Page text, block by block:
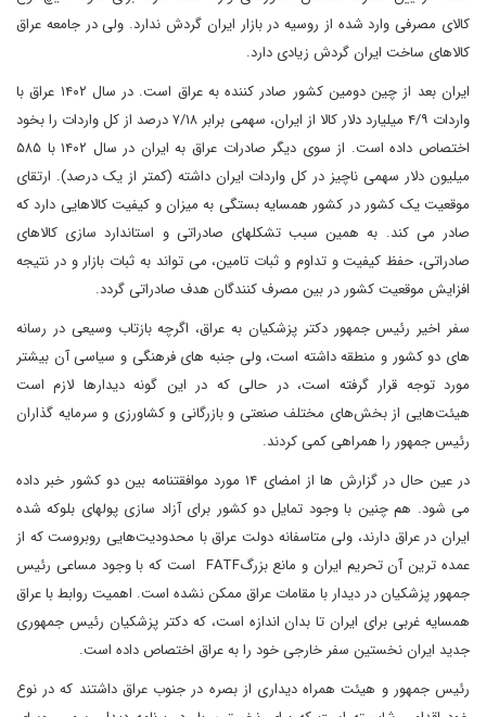
کالای مصرفی وارد شده از روسیه در بازار ایران گردش ندارد. ولی در جامعه عراق
کالاهای ساخت ایران گردش زیادی دارد.
ایران بعد از چین دومین کشور صادر کننده به عراق است. در سال ۱۴۰۲ عراق با
واردات ۴/۹ میلیارد دلار کالا از ایران، سهمی برابر ۷/۱۸ درصد از کل واردات را بخود
اختصاص داده است. از سوی دیگر صادرات عراق به ایران در سال ۱۴۰۲ با ۵۸۵
میلیون دلار سهمی ناچیز در کل واردات ایران داشته (کمتر از یک درصد). ارتقای
موقعیت یک کشور در کشور همسایه بستگی به میزان و کیفیت کالاهایی دارد که
صادر می کند. به همین سبب تشکلهای صادراتی و استاندارد سازی کالاهای
صادراتی، حفظ کیفیت و تداوم و ثبات تامین، می تواند به ثبات بازار و در نتیجه
افزایش موقعیت کشور در بین مصرف کنندگان هدف صادراتی گردد.
سفر اخیر رئیس جمهور دکتر پزشکیان به عراق، اگرچه بازتاب وسیعی در رسانه
های دو کشور و منطقه داشته است، ولی جنبه های فرهنگی و سیاسی آن بیشتر
مورد توجه قرار گرفته است، در حالی که در این گونه دیدارها لازم است
هیئت‌هایی از بخش‌های مختلف صنعتی و بازرگانی و کشاورزی و سرمایه گذاران
رئیس جمهور را همراهی کمی کردند.
در عین حال در گزارش ها از امضای ۱۴ مورد موافقتنامه بین دو کشور خبر داده
می شود. هم چنین با وجود تمایل دو کشور برای آزاد سازی پولهای بلوکه شده
ایران در عراق دارند، ولی متاسفانه دولت عراق با محدودیت‌هایی روبروست که از
عمده ترین آن تحریم ایران و مانع بزرگFATF است که با وجود مساعی رئیس
جمهور پزشکیان در دیدار با مقامات عراق ممکن نشده است. اهمیت روابط با عراق
همسایه غربی برای ایران تا بدان اندازه است، که دکتر پزشکیان رئیس جمهوری
جدید ایران نخستین سفر خارجی خود را به عراق اختصاص داده است.
رئیس جمهور و هیئت همراه دیداری از بصره در جنوب عراق داشتند که در نوع